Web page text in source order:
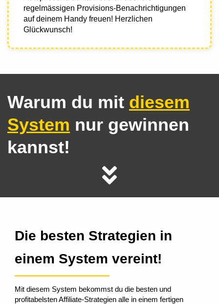
regelmässigen Provisions-Benachrichtigungen
auf deinem Handy freuen! Herzlichen
Glückwunsch!
Warum du mit diesem
System nur gewinnen
kannst!
Die besten Strategien in
einem System vereint!
Mit diesem System bekommst du die besten und
profitabelsten Affiliate-Strategien alle in einem fertigen